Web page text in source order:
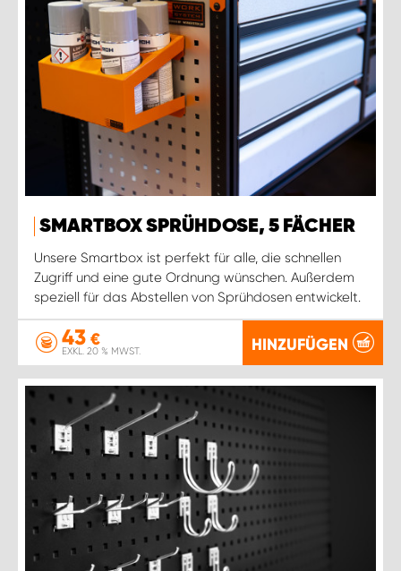
SMARTBOX SPRÜHDOSE, 5 FÄCHER
Unsere Smartbox ist perfekt für alle, die schnellen
Zugriff und eine gute Ordnung wünschen. Außerdem
speziell für das Abstellen von Sprühdosen entwickelt.
43 €
EXKL. 20 % MWST. HINZUFÜGEN